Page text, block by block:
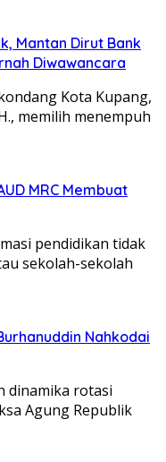
Mantan Dirut Bank
Diwawancara
Kota Kupang,
memilih menempuh
MRC Membuat
pendidikan tidak
sekolah-sekolah
Nahkodai
dinamika rotasi
Agung Republik